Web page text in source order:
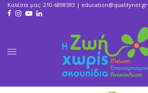
Καλέστε μας: 210-6898593 | education@qualitynet.gr